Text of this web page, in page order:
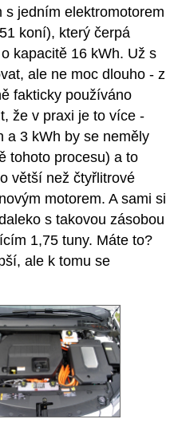
jedním elektromotorem
koní), který čerpá
kapacitě 16 kWh. Už s
ale ne moc dlouho - z
fakticky používáno
že v praxi je to více -
a 3 kWh by se neměly
tohoto procesu) a to
větší než čtyřlitrové
motorem. A sami si
s takovou zásobou
1,75 tuny. Máte to?
ale k tomu se